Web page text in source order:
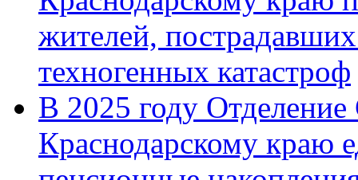
жителей,
техногенных катастроф
В 2025 году
Краснодарскому краю